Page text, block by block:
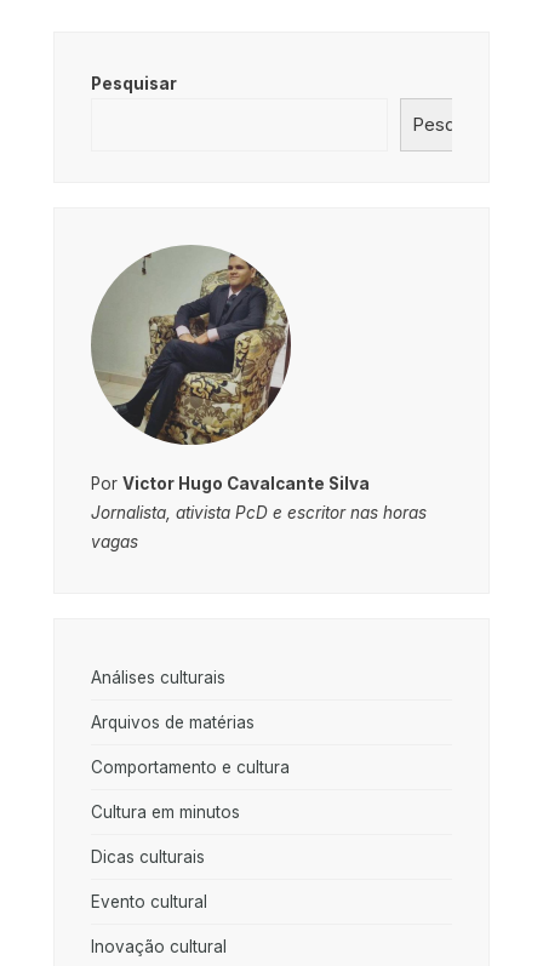
Pesquisar
Pesquisar
Por Victor Hugo Cavalcante Silva
Jornalista, ativista PcD e escritor nas horas
vagas
Análises culturais
Arquivos de matérias
Comportamento e cultura
Cultura em minutos
Dicas culturais
Evento cultural
Inovação cultural